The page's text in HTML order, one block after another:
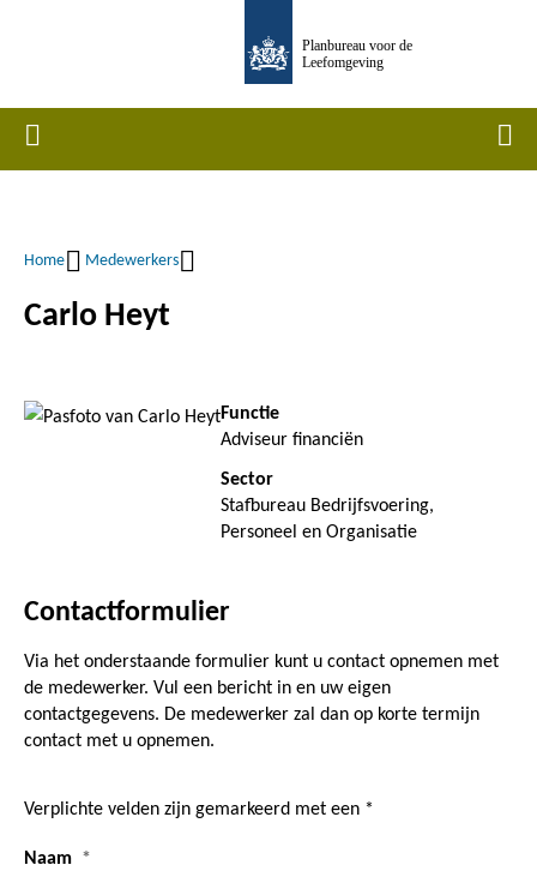
inhoud
Planbureau voor de
Leefomgeving
Home
Kruimelpad
Home Medewerkers
Carlo Heyt
Functie
Adviseur financiën
Sector
Stafbureau Bedrijfsvoering,
Personeel en Organisatie
Contactformulier
Via het onderstaande formulier kunt u contact opnemen met
de medewerker. Vul een bericht in en uw eigen
contactgegevens. De medewerker zal dan op korte termijn
contact met u opnemen.
Verplichte velden zijn gemarkeerd met een *
Naam